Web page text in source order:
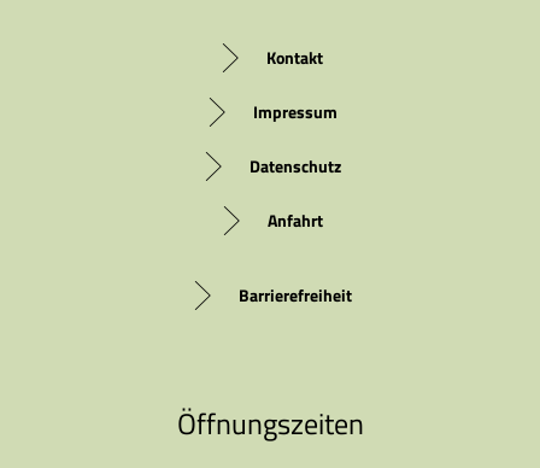
Kontakt
Impressum
Datenschutz
Anfahrt
Barrierefreiheit
Öffnungszeiten